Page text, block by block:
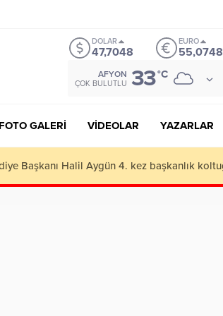
DOLAR
47,7048
EURO
55,0748
AFYON
ÇOK BULUTLU 33°C
FOTO GALERİ VİDEOLAR YAZARLAR
iş adamlarını geçip rekortmen oldu